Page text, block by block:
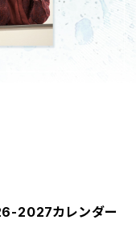
2027カレンダー